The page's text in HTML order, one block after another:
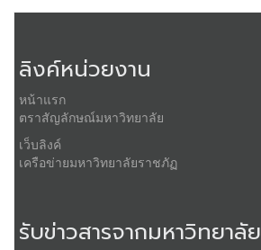
ลิงค์หน่วยงาน
หน้าแรก
ตราสัญลักษณ์มหาวิทยาลัย
เว็บลิงค์
เครือข่ายมหาวิทยาลัยราชภัฏ
รับข่าวสารจากมหาวิทยาลัย